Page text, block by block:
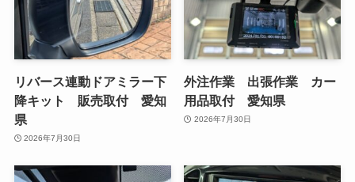
リバース連動ドアミラー下
降キット 販売取付 愛知
県
2026年7月30日
外注作業 出張作業 カー
用品取付 愛知県
2026年7月30日